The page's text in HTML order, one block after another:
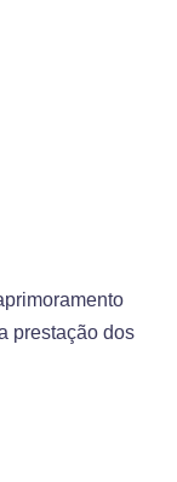
prestação dos